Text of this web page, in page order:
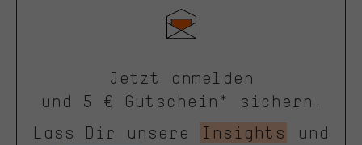
Jetzt anmelden
und 5 € Gutschein* sichern.
Lass Dir unsere
Insights
und